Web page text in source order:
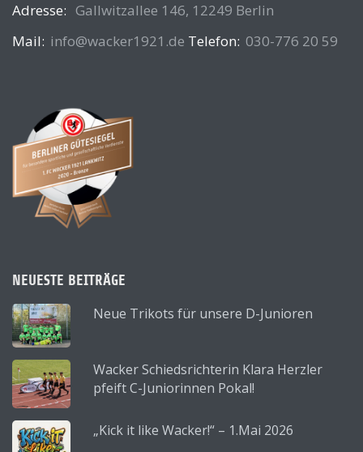
Adresse: Gallwitzallee 146, 12249 Berlin
Mail: info@wacker1921.de Telefon: 030-776 20 59
NEUESTE BEITRÄGE
Neue Trikots für unsere D-Junioren
Wacker Schiedsrichterin Klara Herzler
pfeift C-Juniorinnen Pokal!
„Kick it like Wacker!“ – 1.Mai 2026